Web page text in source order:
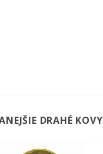
DRAHÉ KOVY